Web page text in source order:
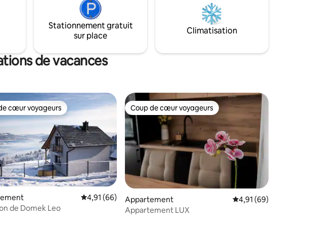
fleuve et profiter du coucher
Stationnement gratuit
sur place
Climatisation
de vacances
sur la base de 9 commentaires : 5 sur 5
cœur voyageurs
cœur voyageurs
Évaluation moyenne sur la base de 66 commentaires : 4,91 sur 5
4,91 (66)
de Domek Leo
Coup de cœur voyageurs
Coup de cœur voyageurs
Appartement Évaluation moyenne
4,91 (69)
Appartement LUX